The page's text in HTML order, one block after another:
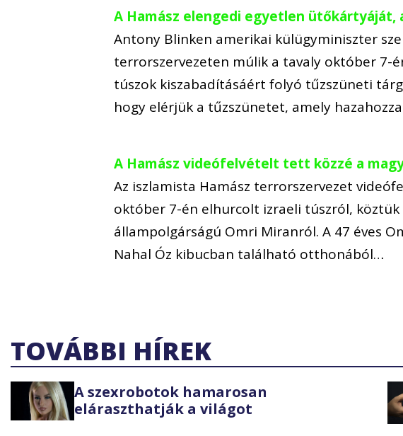
A Hamász elengedi egyetlen ütőkártyáját,
Antony Blinken amerikai külügyminiszter
terrorszervezeten múlik a tavaly október 7-
túszok kiszabadításáért folyó tűzszüneti
hogy elérjük a tűzszünetet, amely
A Hamász videófelvételt tett közzé a
Az iszlamista Hamász terrorszervezet
október 7-én elhurcolt izraeli túszról,
állampolgárságú Omri Miranról. A 47 éves
Nahal Óz kibucban található otthonából…
TOVÁBBI HÍREK
A szexrobotok hamarosan
eláraszthatják a világot